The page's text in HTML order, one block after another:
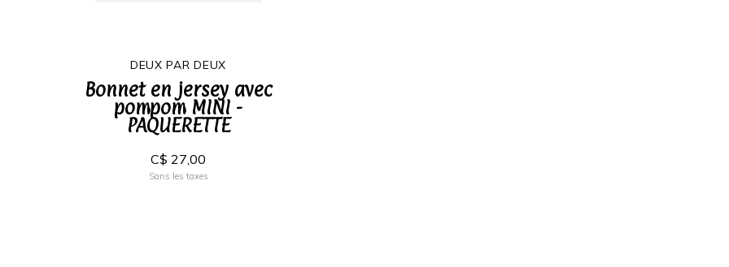
DEUX PAR DEUX
Bonnet en jersey avec
pompom MINI -
PAQUERETTE
C$ 27,00
Sans les taxes